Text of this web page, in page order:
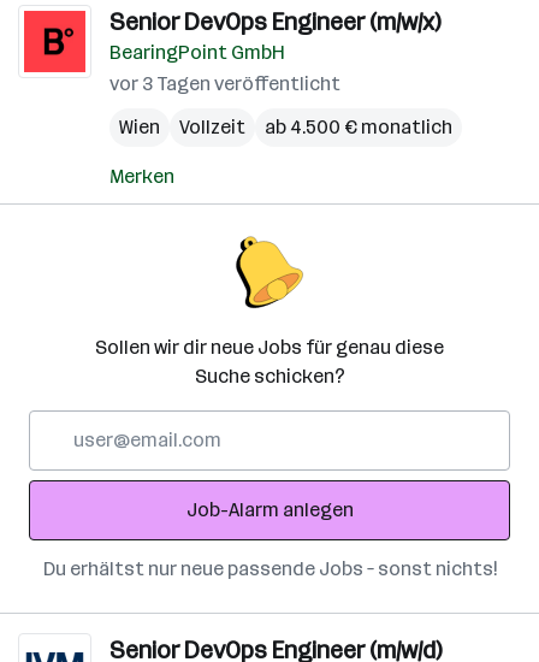
Senior DevOps Engineer (m/w/x)
BearingPoint GmbH
vor 3 Tagen veröffentlicht
Wien
Vollzeit ab 4.500 € monatlich
Merken
Sollen wir dir neue Jobs für genau diese
Suche schicken?
Adresse
Job-Alarm anlegen
Du erhältst nur neue passende Jobs – sonst nichts!
Senior DevOps Engineer (m/w/d)